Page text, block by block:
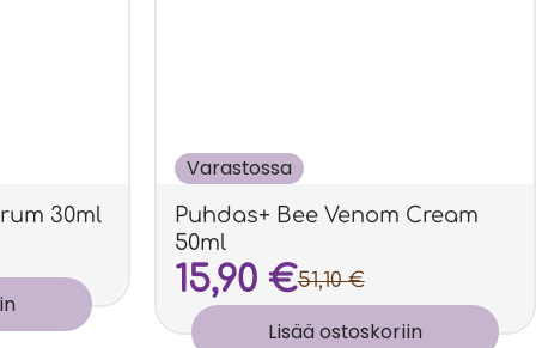
30ml
Varastossa
Puhdas+ Bee Venom Cream
50ml
51,10€
15,90 €
Lisää ostoskoriin